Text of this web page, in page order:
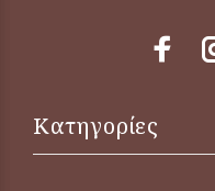
Κατηγορίες